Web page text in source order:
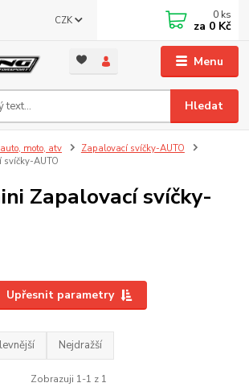
Menu
CZK
Hledat
0 ks
za 0 Kč
moto, atv
Zapalovací svíčky-AUTO
AUTO
Zapalovací svíčky-
Upřesnit parametry
Nejdražší
Zobrazuji 1-1 z 1